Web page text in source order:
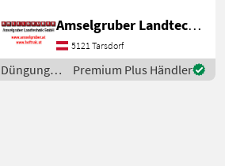
Güllefässer- In Massivität
und Langlebigkeit
unschlagbar! (Stärkste
Materialstärken + Beste Ma
Amselgruber Landtechnik GmbH
5121 Tarsdorf
Düngung
und
Premium Plus Händler